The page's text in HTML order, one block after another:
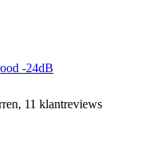
-24dB
11 klantreviews